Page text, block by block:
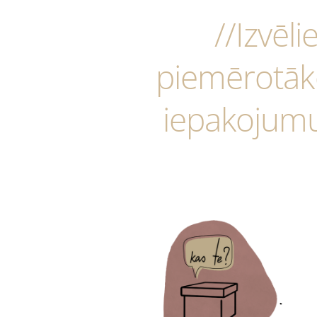
//